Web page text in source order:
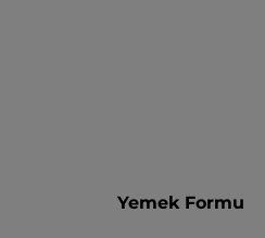
Yemek Formu